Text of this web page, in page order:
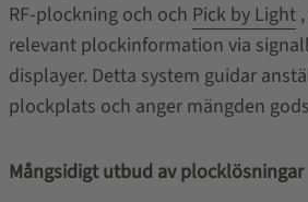
RF-plockning och och Pick by Light,
relevant plockinformation via
displayer. Detta system guidar
plockplats och anger mängden
Mångsidigt utbud av plocklösningar